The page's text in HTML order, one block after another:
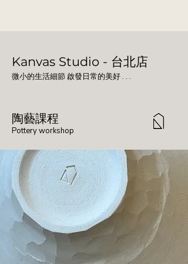
Kanvas Studio - 台北店
微小的生活細節 啟發日常的美好 . . .
陶藝課程
Pottery workshop